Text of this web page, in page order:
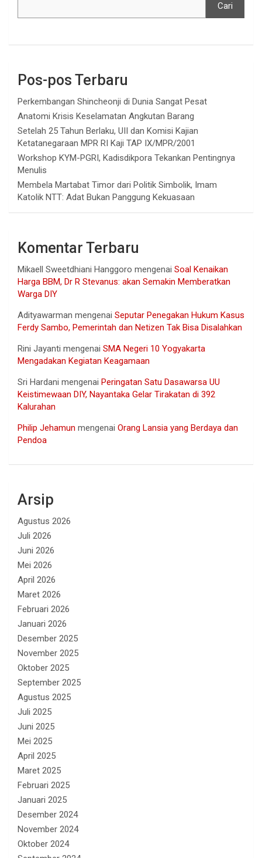
Cari
Pos-pos Terbaru
Perkembangan Shincheonji di Dunia Sangat Pesat
Anatomi Krisis Keselamatan Angkutan Barang
Setelah 25 Tahun Berlaku, UII dan Komisi Kajian
Ketatanegaraan MPR RI Kaji TAP IX/MPR/2001
Workshop KYM-PGRI, Kadisdikpora Tekankan Pentingnya
Menulis
Membela Martabat Timor dari Politik Simbolik, Imam
Katolik NTT: Adat Bukan Panggung Kekuasaan
Komentar Terbaru
Mikaell Sweetdhiani Hanggoro mengenai Soal Kenaikan
Harga BBM, Dr R Stevanus: akan Semakin Memberatkan
Warga DIY
Adityawarman mengenai Seputar Penegakan Hukum Kasus
Ferdy Sambo, Pemerintah dan Netizen Tak Bisa Disalahkan
Rini Jayanti mengenai SMA Negeri 10 Yogyakarta
Mengadakan Kegiatan Keagamaan
Sri Hardani mengenai Peringatan Satu Dasawarsa UU
Keistimewaan DIY, Nayantaka Gelar Tirakatan di 392
Kalurahan
Philip Jehamun mengenai Orang Lansia yang Berdaya dan
Pendoa
Arsip
Agustus 2026
Juli 2026
Juni 2026
Mei 2026
April 2026
Maret 2026
Februari 2026
Januari 2026
Desember 2025
November 2025
Oktober 2025
September 2025
Agustus 2025
Juli 2025
Juni 2025
Mei 2025
April 2025
Maret 2025
Februari 2025
Januari 2025
Desember 2024
November 2024
Oktober 2024